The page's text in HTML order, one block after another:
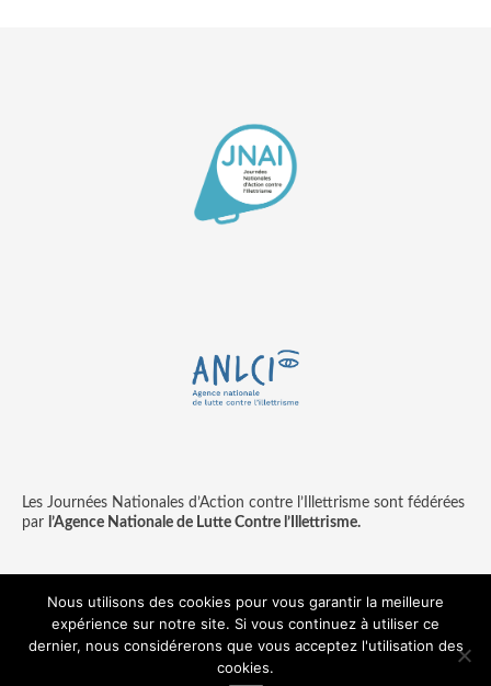
Les Journées Nationales d’Action contre l’Illettrisme sont fédérées
par l’Agence Nationale de Lutte Contre l’Illettrisme.
Contact
Mentions légales
© copyright ANLCI 2018
Nous utilisons des cookies pour vous garantir la meilleure
expérience sur notre site. Si vous continuez à utiliser ce
dernier, nous considérerons que vous acceptez l'utilisation des
cookies.